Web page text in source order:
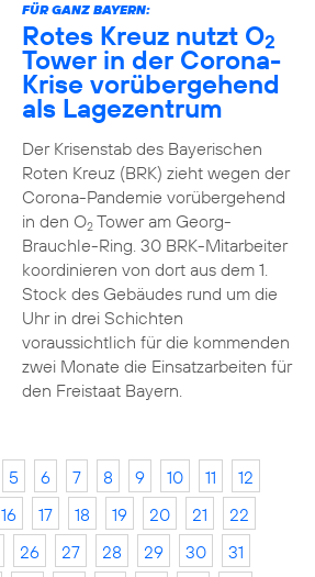
FÜR GANZ BAYERN:
Rotes Kreuz nutzt O2
Tower in der Corona-
Krise vorübergehend
als Lagezentrum
Der Krisenstab des Bayerischen
Roten Kreuz (BRK) zieht wegen der
Corona-Pandemie vorübergehend
in den O2Tower am Georg-
Brauchle-Ring. 30 BRK-Mitarbeiter
koordinieren von dort aus dem 1.
Stock des Gebäudes rund um die
Uhr in drei Schichten
voraussichtlich für die kommenden
zwei Monate die Einsatzarbeiten für
den Freistaat Bayern.
5 6 7 8 9 10 11
12
16 17 18 19 20 21
22
26 27 28 29 30
31